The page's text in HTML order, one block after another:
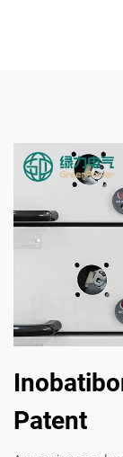
Patent